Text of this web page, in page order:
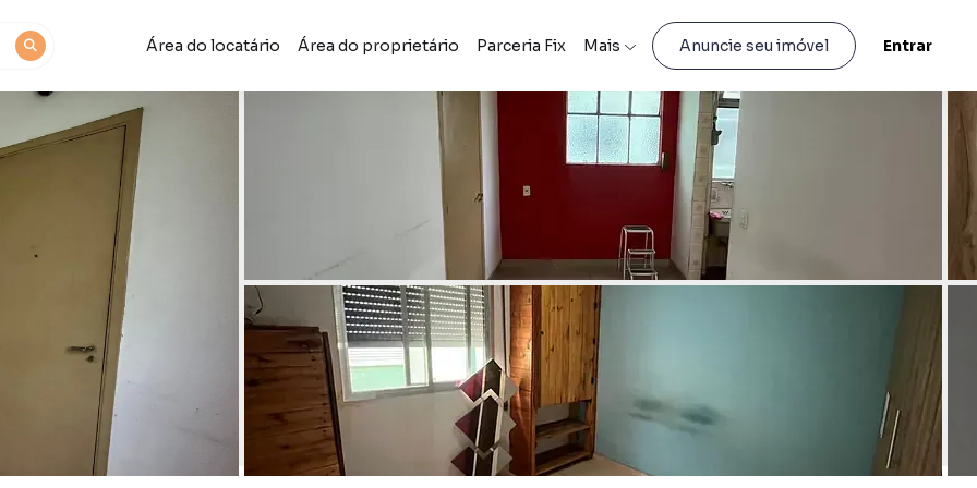
Área do locatário Área do proprietário Parceria Fix Mais Anuncie seu imóvel Entrar